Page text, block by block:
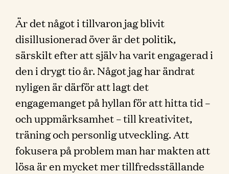
Är det något i tillvaron jag blivit
disillusionerad över är det politik,
särskilt efter att själv ha varit engagerad i
den i drygt tio år. Något jag har ändrat
nyligen är därför att lagt det
engagemanget på hyllan för att hitta tid –
och uppmärksamhet – till kreativitet,
träning och personlig utveckling. Att
fokusera på problem man har makten att
lösa är en mycket mer tillfredsställande